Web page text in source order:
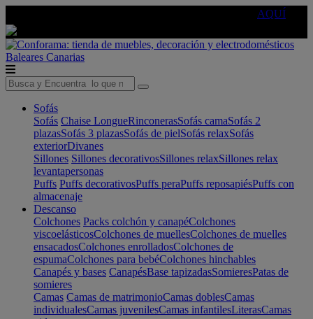
AQUÍ
Baleares Canarias
Sofás
Sofás Chaise LongueRinconerasSofás camaSofás 2
plazasSofás 3 plazasSofás de pielSofás relaxSofás
exteriorDivanes
Sillones Sillones decorativosSillones relaxSillones relax
levantapersonas
Puffs Puffs decorativosPuffs peraPuffs reposapiésPuffs con
almacenaje
Descanso
Colchones Packs colchón y canapéColchones
viscoelásticosColchones de muellesColchones de muelles
ensacadosColchones enrolladosColchones de
espumaColchones para bebéColchones hinchables
Canapés y bases CanapésBase tapizadasSomieresPatas de
somieres
Camas Camas de matrimonioCamas doblesCamas
individualesCamas juvenilesCamas infantilesLiterasCamas